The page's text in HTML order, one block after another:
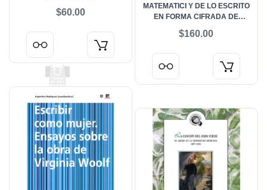
$60.00
MATEMATICI Y DE LO ESCRITO
EN FORMA CIFRADA DE
$160.00